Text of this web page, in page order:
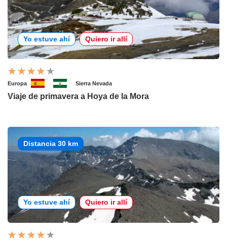
Yo estuve ahí Quiero ir allí
Europa Sierra Nevada
Viaje de primavera a Hoya de la Mora
Distancia 30 km
Yo estuve ahí Quiero ir allí